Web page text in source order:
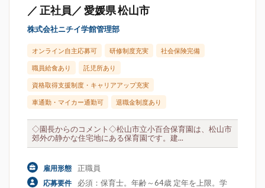
／ 正社員／ 愛媛県 松山市
株式会社ニチイ学館管理部
オンライン自主応募可 研修制度充実 社会保険完備
職員給食あり 託児所あり
資格取得支援制度・キャリアアップ充実
車通勤・マイカー通勤可 退職金制度あり
◇園長からのコメント◇松山市立小百合保育園は、松山市
郊外の静かな住宅地にある保育園です。建...
雇用形態 正職員
応募要件
必須：保育士。年齢～64歳 定年を上限。学